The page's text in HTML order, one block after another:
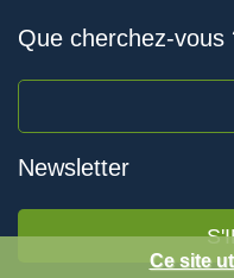
Que cherchez-vous
Newsletter
Ce site